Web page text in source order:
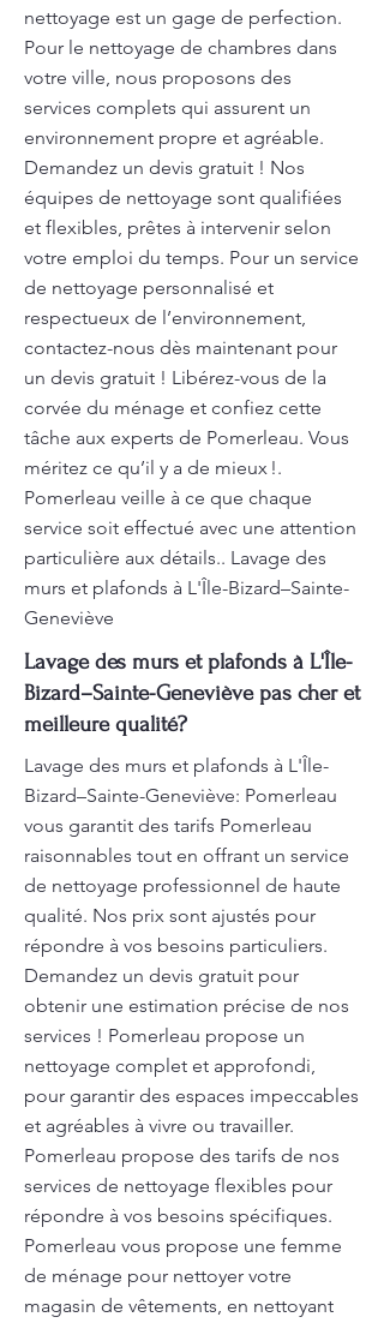
nettoyage est un gage de perfection.
Pour le nettoyage de chambres dans
votre ville, nous proposons des
services complets qui assurent un
environnement propre et agréable.
Demandez un devis gratuit ! Nos
équipes de nettoyage sont qualifiées
et flexibles, prêtes à intervenir selon
votre emploi du temps. Pour un service
de nettoyage personnalisé et
respectueux de l’environnement,
contactez-nous dès maintenant pour
un devis gratuit ! Libérez-vous de la
corvée du ménage et confiez cette
tâche aux experts de Pomerleau. Vous
méritez ce qu’il y a de mieux !.
Pomerleau veille à ce que chaque
service soit effectué avec une attention
particulière aux détails.. Lavage des
murs et plafonds à L'Île-Bizard–Sainte-
Geneviève
Lavage des murs et plafonds à L'Île-
Bizard–Sainte-Geneviève pas cher et
meilleure qualité?
Lavage des murs et plafonds à L'Île-
Bizard–Sainte-Geneviève: Pomerleau
vous garantit des tarifs Pomerleau
raisonnables tout en offrant un service
de nettoyage professionnel de haute
qualité. Nos prix sont ajustés pour
répondre à vos besoins particuliers.
Demandez un devis gratuit pour
obtenir une estimation précise de nos
services ! Pomerleau propose un
nettoyage complet et approfondi,
pour garantir des espaces impeccables
et agréables à vivre ou travailler.
Pomerleau propose des tarifs de nos
services de nettoyage flexibles pour
répondre à vos besoins spécifiques.
Pomerleau vous propose une femme
de ménage pour nettoyer votre
magasin de vêtements, en nettoyant